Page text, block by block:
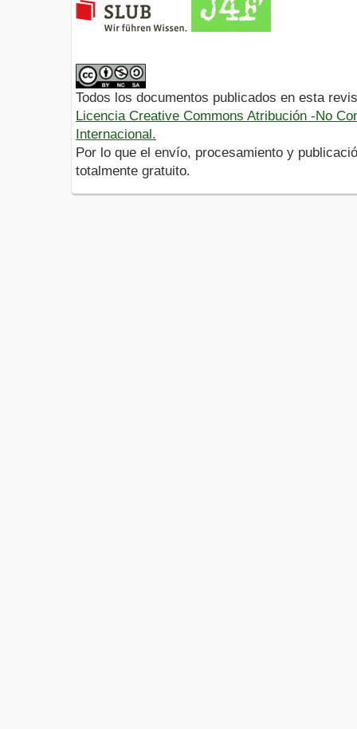
Todos los documentos publicados en esta
Licencia Creative Commons Atribución -No
Internacional.
Por lo que el envío, procesamiento y
totalmente gratuito.